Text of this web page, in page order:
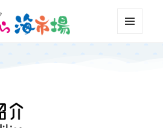
きたうらら海市場